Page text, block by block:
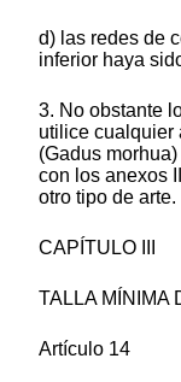
d) las redes de
inferior haya
3. No obstante
utilice cualquier
(Gadus
con los anexos
otro tipo de arte.
CAPÍTULO III
TALLA MÍNIMA
Artículo 14